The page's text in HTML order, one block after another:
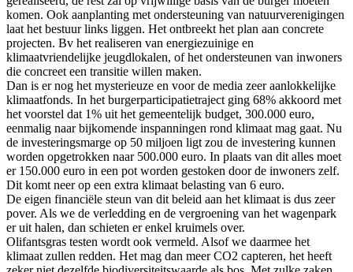
komen. Ook aanplanting met ondersteuning van natuurverenigingen
laat het bestuur links liggen. Het ontbreekt het plan aan concrete
projecten. Bv het realiseren van energiezuinige en
klimaatvriendelijke jeugdlokalen, of het ondersteunen van inwoners
die concreet een transitie willen maken.
Dan is er nog het mysterieuze en voor de media zeer aanlokkelijke
klimaatfonds. In het burgerparticipatietraject ging 68% akkoord met
het voorstel dat 1% uit het gemeentelijk budget, 300.000 euro,
eenmalig naar bijkomende inspanningen rond klimaat mag gaat. Nu
de investeringsmarge op 50 miljoen ligt zou de investering kunnen
worden opgetrokken naar 500.000 euro. In plaats van dit alles moet
er 150.000 euro in een pot worden gestoken door de inwoners zelf.
Dit komt neer op een extra klimaat belasting van 6 euro.
De eigen financiële steun van dit beleid aan het klimaat is dus zeer
pover. Als we de verledding en de vergroening van het wagenpark
er uit halen, dan schieten er enkel kruimels over.
Olifantsgras testen wordt ook vermeld. Alsof we daarmee het
klimaat zullen redden. Het mag dan meer CO2 capteren, het heeft